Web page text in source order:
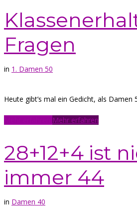
Fragen
in 1. Damen 50
Heute gibt’s mal ein Gedicht, als Damen
Mehr erfahren
28+12+4 ist
immer 44
in Damen 40